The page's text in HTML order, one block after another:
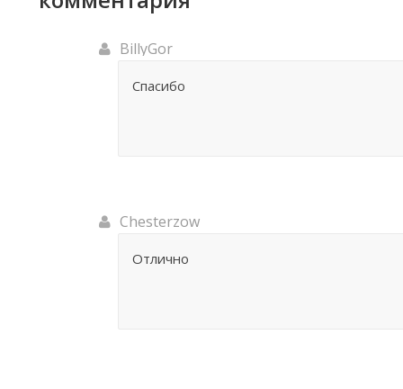
BillyGor
Спасибо
Chesterzow
Отлично